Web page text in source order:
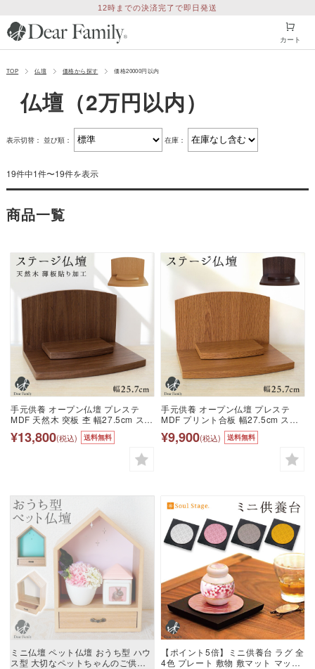
12時までの決済完了で即日発送
カート
TOP 仏壇 価格から探す 価格20000円以内
仏壇（2万円以内）
表示切替： 並び順： 在庫：
19件中1件〜19件を表示
商品一覧
手元供養 オープン仏壇 プレステ
MDF 天然木 突板 杢 幅27.5cm ステ
ージ仏壇 軽い オープン モダン モダ
ン仏壇 おしゃれ 2way ブラウン ナ
チュラル シンプル 木目調 ブラウン
茶色 おしゃれ シック スペース イン
¥13,800(税込) 送料無料
手元供養 オープン仏壇 プレステ
MDF プリント合板 幅27.5cm ステ
ージ仏壇 軽い オープン モダン モダ
ン仏壇 おしゃれ 2way ブラウン ナ
チュラル シンプル 木目調 ブラウン
茶色 おしゃれ シック スペース イン
¥9,900(税込) 送料無料
ミニ仏壇 ペット仏壇 おうち型 ハウ
ス型 大切なペットちゃんのご供養
【ポイント5倍】ミニ供養台 ラグ 全
4色 プレート 敷物 敷マット マット